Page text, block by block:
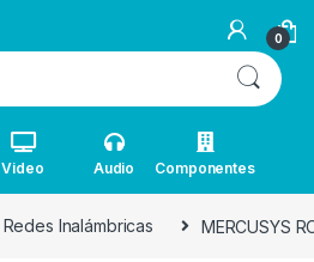
0
Video Audio Componentes
Redes Inalámbricas MERCUSYS